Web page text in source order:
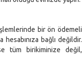
bir ön ödemeli
bağlı değildir.
tüm birikiminize değil,